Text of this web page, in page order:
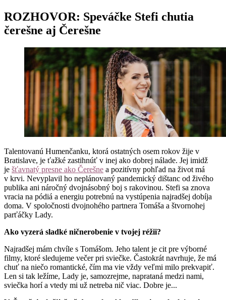
ROZHOVOR: Speváčke Stefi chutia
čerešne aj Čerešne
Talentovanú Humenčanku, ktorá ostatných osem rokov žije v
Bratislave, je ťažké zastihnúť v inej ako dobrej nálade. Jej imidž
je šťavnatý presne ako Čerešne a pozitívny pohľad na život má
v krvi. Nevyplavil ho neplánovaný pandemický dištanc od živého
publika ani náročný dvojnásobný boj s rakovinou. Stefi sa znova
vracia na pódiá a energiu potrebnú na vystúpenia najradšej dobíja
doma. V spoločnosti dvojnohého partnera Tomáša a štvornohej
parťáčky Lady.
Ako vyzerá sladké ničnerobenie v tvojej réžii?
Najradšej mám chvíle s Tomášom. Jeho talent je cit pre výborné
filmy, ktoré sledujeme večer pri sviečke. Častokrát navrhuje, že má
chuť na niečo romantické, čím ma vie vždy veľmi milo prekvapiť.
Len si tak ležíme, Lady je, samozrejme, naprataná medzi nami,
sviečka horí a vtedy mi už netreba nič viac. Dobre je...